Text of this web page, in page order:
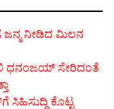
ಜನ್ಮ ನೀಡಿದ ಮಿಲನ
ಧನಂಜಯ್ ಸೇರಿದಂತೆ
ಸಿಹಿಸುದ್ದಿ ಕೊಟ್ಟ